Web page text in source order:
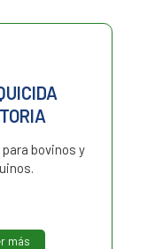
bovinos y
más